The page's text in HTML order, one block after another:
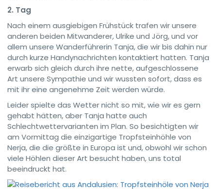
2. Tag
Nach einem ausgiebigen Frühstück trafen wir unsere
anderen beiden Mitwanderer, Ulrike und Jörg, und vor
allem unsere Wanderführerin Tanja, die wir bis dahin nur
durch kurze Handynachrichten kontaktiert hatten. Tanja
erwarb sich gleich durch ihre nette, aufgeschlossene
Art unsere Sympathie und wir wussten sofort, dass es
mit ihr eine angenehme Zeit werden würde.
Leider spielte das Wetter nicht so mit, wie wir es gern
gehabt hätten, aber Tanja hatte auch
Schlechtwettervarianten im Plan. So besichtigten wir
am Vormittag die einzigartige Tropfsteinhöhle von
Nerja, die die größte in Europa ist und, obwohl wir schon
viele Höhlen dieser Art besucht haben, uns total
beeindruckt hat.